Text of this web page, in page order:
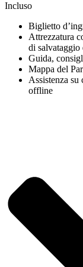
Incluso
Biglietto
Attrezzatura
di salvataggio
Guida,
Mappa del
Assistenza su
offline